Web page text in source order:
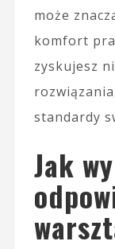
może
komfort
zyskujesz
standardy
Jak